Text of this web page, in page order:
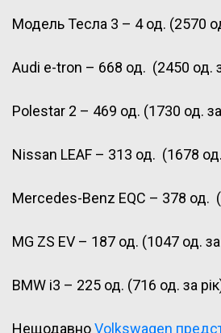
Модель Тесла 3 – 4 од. (2570
Audi e-tron – 668 од. (2450 од.
Polestar 2 – 469 од. (1730 од. за
Nissan LEAF – 313 од. (1678 од.
Mercedes-Benz EQC – 378 од.
MG ZS EV – 187 од. (1047 од. за
BMW i3 – 225 од. (716 од. за
НещодавноVolkswagen